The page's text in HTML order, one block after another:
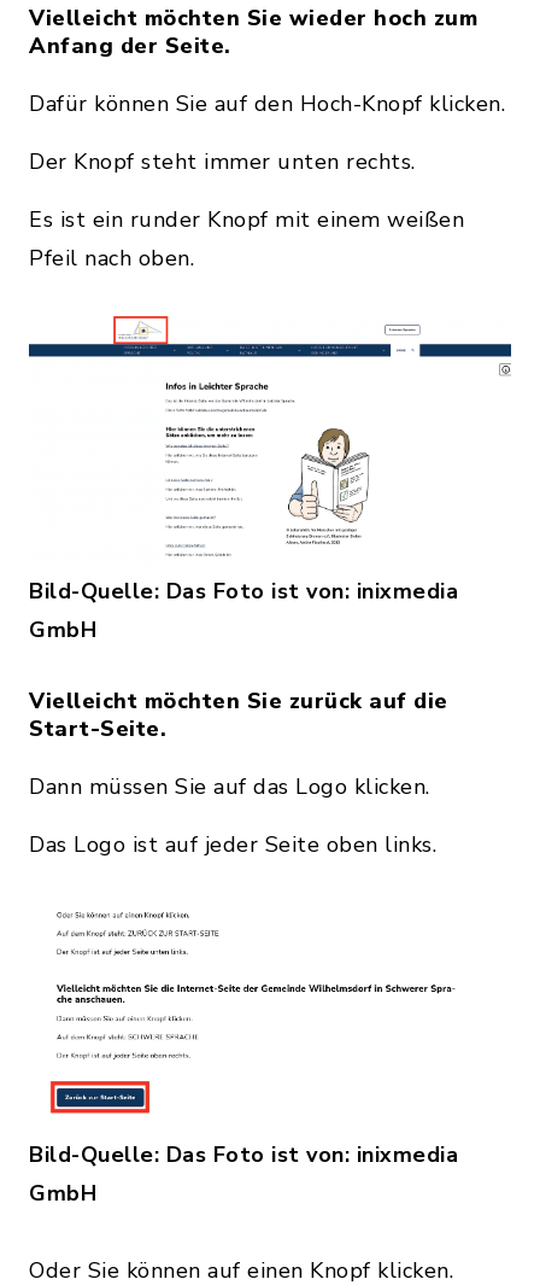
Vielleicht möchten Sie wieder hoch zum
Anfang der Seite.
Dafür können Sie auf den Hoch-Knopf klicken.
Der Knopf steht immer unten rechts.
Es ist ein runder Knopf mit einem weißen
Pfeil nach oben.
Bild-Quelle: Das Foto ist von: inixmedia
GmbH
Vielleicht möchten Sie zurück auf die
Start-Seite.
Dann müssen Sie auf das Logo klicken.
Das Logo ist auf jeder Seite oben links.
Bild-Quelle: Das Foto ist von: inixmedia
GmbH
Oder Sie können auf einen Knopf klicken.